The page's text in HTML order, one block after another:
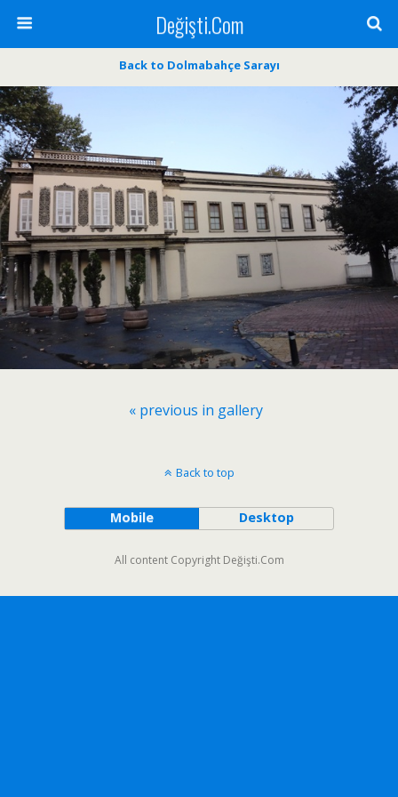
Değişti.Com
Back to Dolmabahçe Sarayı
« previous in gallery
Back to top
Mobile Desktop
All content Copyright Değişti.Com